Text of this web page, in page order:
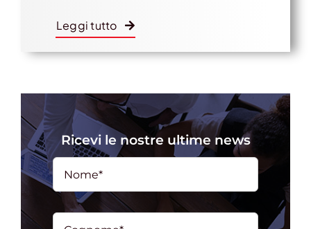
Leggi tutto
Ricevi le nostre ultime news